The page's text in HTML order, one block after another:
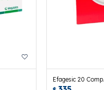
Efagesic 20 Comp.